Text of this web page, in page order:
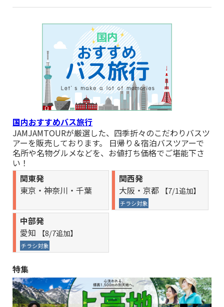
■8月15日出発 中部発 国内おすすめバス旅行『中部発 諏訪湖の
湖上から上がる大迫力の花火！ 諏訪湖祭 湖上花火大会と白馬
山麓＜宿泊プラン＞』 催行決定しました。
■8月09日出発 中部発 国内おすすめバス旅行『中部発 2階建て
ゴンドラに乗って雲上の世界へ 新穂高ロープウェイ日帰りの
旅』 催行決定しました。
■8月12日,19日,26日,29日出発 中部発 国内おすすめバス旅行
『中部発 マイカーでは行けない！日本百名山のひとつ！標高
2,702mまでバスで行けちゃう！乗鞍スカイラインと乗鞍岳！』
催行決定しました。
■9月13日,23日出発 中部発 国内おすすめバス旅行『中部発 マ
イカーでは行けない！日本百名山のひとつ！標高2,702mまでバ
スで行けちゃう！乗鞍スカイラインと乗鞍岳！』 催行決定しま
した。
■8月11日,14日,20日,22日,23日,24日出発 中部発 国内おすすめ
バス旅行『中部発 お得！お手軽！お土産たっぷり！魅惑のフル
ーツ狩り体験！』 催行決定しました。
■8月15日出発 中部発 国内おすすめバス旅行『中部発 諏訪湖の
湖上から上がる大迫力の花火！ 諏訪湖祭 湖上花火大会＜日帰
り夜行プラン＞』 催行決定しました。
■8月09日,11日出発 中部発 国内おすすめバス旅行『中部発 3つ
車体験！』 催行決定しました。
■8月07日,10日,14日,18日,21日,25日,28日出発 関西発 国内おす
すめバス旅行『関西発 憧れの山岳リゾート 夜行バスで行く上
高地日帰りの旅 約8時間滞在！』 催行決定しました。
国内おすすめバス旅行
JAMJAMTOURが厳選した、四季折々のこだわりバスツ
アーを販売しております。 日帰り＆宿泊バスツアーで
名所や名物グルメなどを、お値打ち価格でご堪能下さ
い！
関東発
東京・神奈川・千葉
関西発
大阪・京都
【7/1追加】
チラシ対象
中部発
愛知
【8/7追加】
チラシ対象
特集